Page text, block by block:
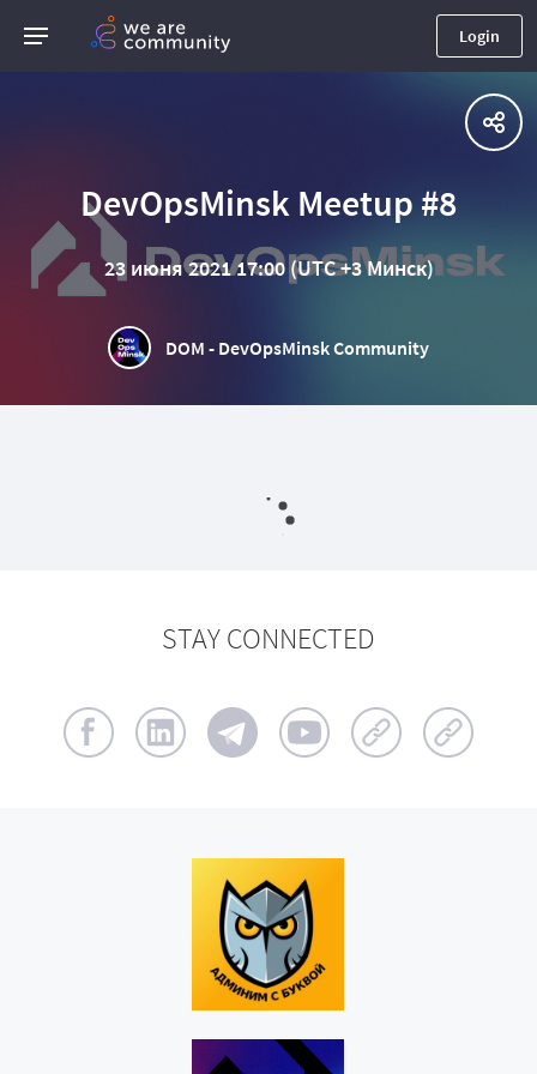
Login
DevOpsMinsk Meetup #8
23 июня 2021 17:00 (UTC +3 Минск)
DOM - DevOpsMinsk Community
STAY CONNECTED